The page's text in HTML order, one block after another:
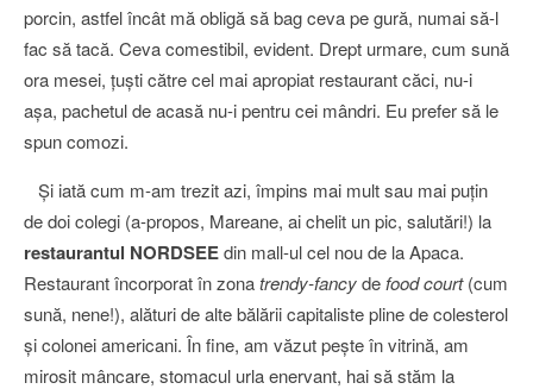
porcin, astfel încât mă obligă să bag ceva pe gură, numai să-l
fac să tacă. Ceva comestibil, evident. Drept urmare, cum sună
ora mesei, ţuşti către cel mai apropiat restaurant căci, nu-i
aşa, pachetul de acasă nu-i pentru cei mândri. Eu prefer să le
spun comozi.
Şi iată cum m-am trezit azi, împins mai mult sau mai puţin
de doi colegi (a-propos, Mareane, ai chelit un pic, salutări!) la
restaurantul NORDSEEdin mall-ul cel nou de la Apaca.
Restaurant încorporat în zonatrendy-fancyde food court(cum
sună, nene!), alături de alte bălării capitaliste pline de colesterol
şi colonei americani. În fine, am văzut peşte în vitrină, am
mirosit mâncare, stomacul urla enervant, hai să stăm la